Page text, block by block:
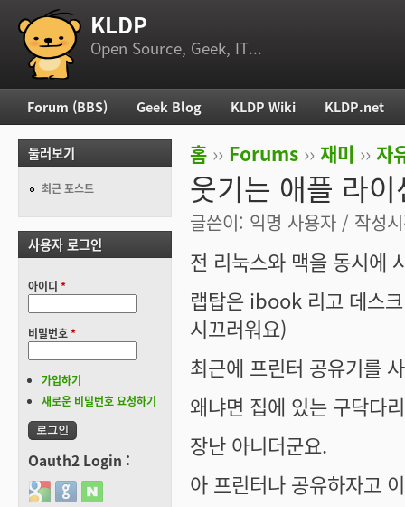
부 메뉴 KLDP
Open Source, Geek, IT...
현재 위치
홈 ›› Forums ›› 재미 ›› 자
웃기는 애플 라
글쓴이: 익명 사용자 / 작성
전 리눅스와 맥을 동시에
랩탑은 ibook 리고 데스
시끄러워요)
최근에 프린터 공유기를
왜냐면 집에 있는 구닥다
장난 아니더군요.
아 프린터나 공유하자고
주 메뉴
Forum (BBS) Geek Blog KLDP Wiki KLDP.net
둘러보기
최근 포스트
사용자 로그인
아이디 *
비밀번호*
가입하기
새로운 비밀번호 요청하기
Oauth2 Login :
Login with Google
Login with GitHub
Login with Naver